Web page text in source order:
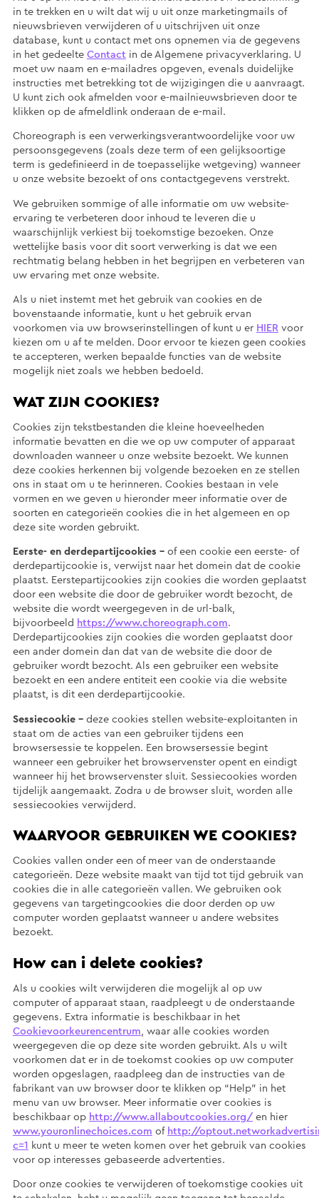
in te trekken en u wilt dat wij u uit onze marketingmails of
nieuwsbrieven verwijderen of u uitschrijven uit onze
database, kunt u contact met ons opnemen via de gegevens
in het gedeelte Contactin de Algemene privacyverklaring. U
moet uw naam en e-mailadres opgeven, evenals duidelijke
instructies met betrekking tot de wijzigingen die u aanvraagt.
U kunt zich ook afmelden voor e-mailnieuwsbrieven door te
klikken op de afmeldlink onderaan de e-mail.
Choreograph is een verwerkingsverantwoordelijke voor uw
persoonsgegevens (zoals deze term of een gelijksoortige
term is gedefinieerd in de toepasselijke wetgeving) wanneer
u onze website bezoekt of ons contactgegevens verstrekt.
We gebruiken sommige of alle informatie om uw website-
ervaring te verbeteren door inhoud te leveren die u
waarschijnlijk verkiest bij toekomstige bezoeken. Onze
wettelijke basis voor dit soort verwerking is dat we een
rechtmatig belang hebben in het begrijpen en verbeteren van
uw ervaring met onze website.
Als u niet instemt met het gebruik van cookies en de
bovenstaande informatie, kunt u het gebruik ervan
voorkomen via uw browserinstellingen of kunt u er HIERvoor
kiezen om u af te melden. Door ervoor te kiezen geen cookies
te accepteren, werken bepaalde functies van de website
mogelijk niet zoals we hebben bedoeld.
WAT ZIJN COOKIES?
Cookies zijn tekstbestanden die kleine hoeveelheden
informatie bevatten en die we op uw computer of apparaat
downloaden wanneer u onze website bezoekt. We kunnen
deze cookies herkennen bij volgende bezoeken en ze stellen
ons in staat om u te herinneren. Cookies bestaan in vele
vormen en we geven u hieronder meer informatie over de
soorten en categorieën cookies die in het algemeen en op
deze site worden gebruikt.
Eerste- en derdepartijcookies – of een cookie een eerste- of
derdepartijcookie is, verwijst naar het domein dat de cookie
plaatst. Eerstepartijcookies zijn cookies die worden geplaatst
door een website die door de gebruiker wordt bezocht, de
website die wordt weergegeven in de url-balk,
bijvoorbeeld https://www.choreograph.com.
Derdepartijcookies zijn cookies die worden geplaatst door
een ander domein dan dat van de website die door de
gebruiker wordt bezocht. Als een gebruiker een website
bezoekt en een andere entiteit een cookie via die website
plaatst, is dit een derdepartijcookie.
Sessiecookie – deze cookies stellen website-exploitanten in
staat om de acties van een gebruiker tijdens een
browsersessie te koppelen. Een browsersessie begint
wanneer een gebruiker het browservenster opent en eindigt
wanneer hij het browservenster sluit. Sessiecookies worden
tijdelijk aangemaakt. Zodra u de browser sluit, worden alle
sessiecookies verwijderd.
WAARVOOR GEBRUIKEN WE COOKIES?
Cookies vallen onder een of meer van de onderstaande
categorieën. Deze website maakt van tijd tot tijd gebruik van
cookies die in alle categorieën vallen. We gebruiken ook
gegevens van targetingcookies die door derden op uw
computer worden geplaatst wanneer u andere websites
bezoekt.
How can i delete cookies?
Als u cookies wilt verwijderen die mogelijk al op uw
computer of apparaat staan, raadpleegt u de onderstaande
gegevens. Extra informatie is beschikbaar in het
Cookievoorkeurencentrum, waar alle cookies worden
weergegeven die op deze site worden gebruikt. Als u wilt
voorkomen dat er in de toekomst cookies op uw computer
worden opgeslagen, raadpleeg dan de instructies van de
fabrikant van uw browser door te klikken op “Help” in het
menu van uw browser. Meer informatie over cookies is
beschikbaar op http://www.allaboutcookies.org/en hier
www.youronlinechoices.com of http://
c=1 kunt u meer te weten komen over het gebruik van cookies
voor op interesses gebaseerde advertenties.
Door onze cookies te verwijderen of toekomstige cookies uit